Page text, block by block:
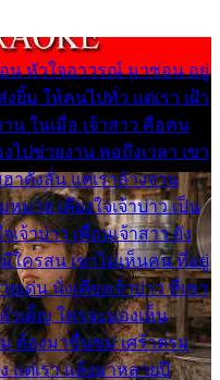
อน หัวใจอาวรณ์ มาซ่อน อยู่
ยิ้ม ให้คนไปทั่ว แต่เรา เฝ้า
น ในเมื่อ เจ้าสาว คือคน
ไปช่วยงาน พอถึงเวลา เขา
าดังลั่น แต่เราล้างจาน
มาย เคียงใจเจ้าบ่าว เป็น
จ้าบ่าว เพื่อนเจ้าสาว ยัง
ใครสน เขาไม่เห็นคน ที่อยู่
เด่น นั่งเคียงเจ้าบ่าว ที่เขา
ำเค็ญ ใครจะมองเห็น
ต้องมาขื่นขม เศร้าตรม
แต่เรา แล้งมาหลายปี